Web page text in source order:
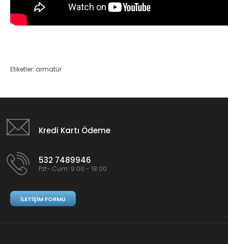
Etiketler: armatür
Kredi Kartı Ödeme
532 7489946
Pzt- Cum: 9:00 - 18:00
İLETIŞIM FORMU